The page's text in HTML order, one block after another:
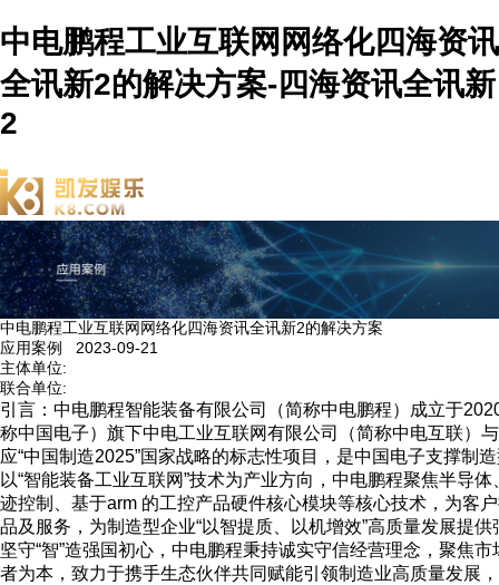
中电鹏程工业互联网网络化四海资讯
全讯新2的解决方案-四海资讯全讯新
2
中电鹏程工业互联网网络化四海资讯全讯新2的解决方案
应用案例 2023-09-21
主体单位:
联合单位:
引言 ： 中电鹏程智能装备有限公司（简称中电鹏程）成立于
称中国电子）旗下中电工业互联网有限公司（简称中电互联）
应“中国制造2025”国家战略的标志性项目，是中国电子支撑制
以“智能装备工业互联网”技术为产业方向，中电鹏程聚焦半导体
迹控制、基于arm 的工控产品硬件核心模块等核心技术，为客
品及服务，为制造型企业“以智提质、以机增效”高质量发展提供
坚守“智”造强国初心，中电鹏程秉持诚实守信经营理念，聚焦
者为本，致力于携手生态伙伴共同赋能引领制造业高质量发展